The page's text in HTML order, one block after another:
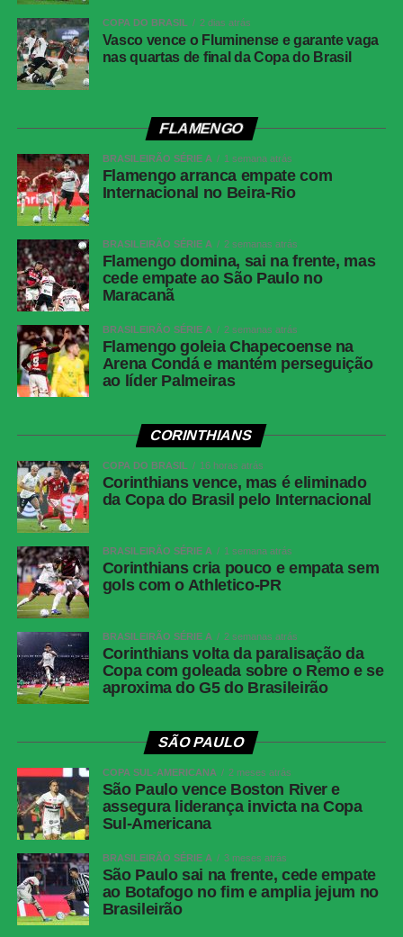
Data
Horário
19h30 (de Brasília)
Público
38.963 torcedores
Renda
Benavídez, Jadson, Portilla e Santos
(Athletico-PR); Fernando Diniz, André
Ramalho, Matheuzinho e Rodrigo Garro
(Corinthians)
Cartões
Árbitro
Paulo Cesar Zanovelli da Silva (MG)
Assistentes
Nailton Junior de Sousa Oliveira (CE) e
VAR
Paulo Renato Moreira da Silva Coelho (RJ)
Corinthians
Hugo Souza; Pedro Milans, André Ramalho,
Raniele e Matheuzinho; Allan, Matheus Pereira
Zakaria Labyad (Kaio César); Dieguinho (Yuri
Alberto (Rodrigo Garro)) e Lingard. Técnico:
Fernando Diniz.
Athletico-
PR
Santos; Benavídez, Terán (Aguirre) e Arthur
e Mendoza (João Cruz). Técnico: Odair
Hellmann.
Corinthians vence, mas é eliminado da Copa do
Brasil pelo Internacional
COMENTE ABAIXO:
WhatsApp
Facebook
Twitter
Messenger
LinkedIn
Share
COPA DO BRASIL 2 dias atrás
Vasco vence o Fluminense e garante vaga
nas quartas de final da Copa do Brasil
FLAMENGO
BRASILEIRÃO SÉRIE A 1 semana atrás
Flamengo arranca empate com
Internacional no Beira-Rio
BRASILEIRÃO SÉRIE A 2 semanas atrás
Flamengo domina, sai na frente, mas
cede empate ao São Paulo no
Maracanã
BRASILEIRÃO SÉRIE A 2 semanas atrás
Flamengo goleia Chapecoense na
Arena Condá e mantém perseguição
ao líder Palmeiras
CORINTHIANS
COPA DO BRASIL 16 horas atrás
Corinthians vence, mas é eliminado
da Copa do Brasil pelo Internacional
BRASILEIRÃO SÉRIE A 1 semana atrás
Corinthians cria pouco e empata sem
gols com o Athletico-PR
BRASILEIRÃO SÉRIE A 2 semanas atrás
Corinthians volta da paralisação da
Copa com goleada sobre o Remo e se
aproxima do G5 do Brasileirão
SÃO PAULO
COPA SUL-AMERICANA 2 meses atrás
São Paulo vence Boston River e
assegura liderança invicta na Copa
Sul-Americana
BRASILEIRÃO SÉRIE A 3 meses atrás
São Paulo sai na frente, cede empate
ao Botafogo no fim e amplia jejum no
Brasileirão